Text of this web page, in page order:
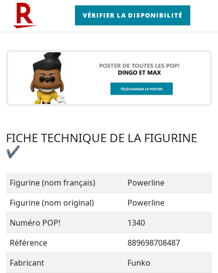
VÉRIFIER LA DISPONIBILITÉ
FICHE TECHNIQUE DE LA FIGURINE
✔
Figurine (nom français)
Powerline
Figurine (nom original)
Powerline
Numéro POP!
1340
Référence
889698708487
Fabricant
Funko